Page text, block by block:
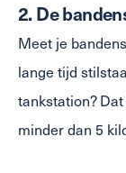
2. De
Meet je
lange tijd
tankstation?
minder dan 5